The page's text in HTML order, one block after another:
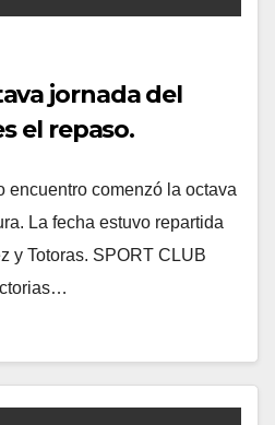
jornada del
el repaso.
encuentro comenzó la octava
La fecha estuvo repartida
y Totoras. SPORT CLUB